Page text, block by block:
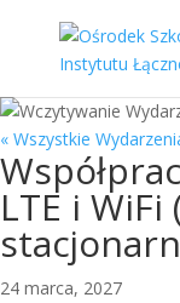
« Wszystkie
LTE i
24 marca, 2027